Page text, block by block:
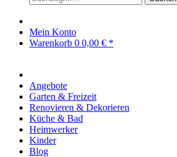
Mein Konto
Warenkorb 0 0,00 € *
Angebote
Garten & Freizeit
Renovieren & Dekorieren
Küche & Bad
Heimwerker
Kinder
Blog